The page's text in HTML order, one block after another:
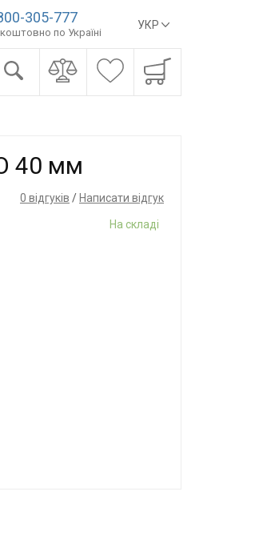
УКР
305-777
по Україні
40 мм
0 відгуків / Написати відгук
На складі